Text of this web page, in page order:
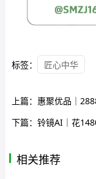
标签： 匠心中华
上篇： 惠聚优品｜28888元买的是假
下篇： 铃镜AI｜花1480元买
相关推荐